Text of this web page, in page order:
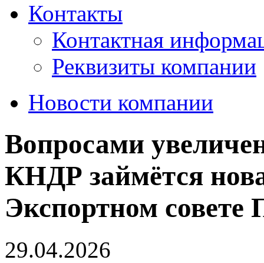
Контакты
Контактная
Реквизиты компании
Новости компании
Вопросами
КНДР займётся
Экспортном совете
29.04.2026